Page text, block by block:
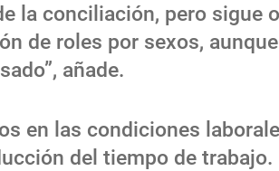
la conciliación, pero sigue
de roles por sexos,
añade.
en las condiciones
del tiempo de trabajo.